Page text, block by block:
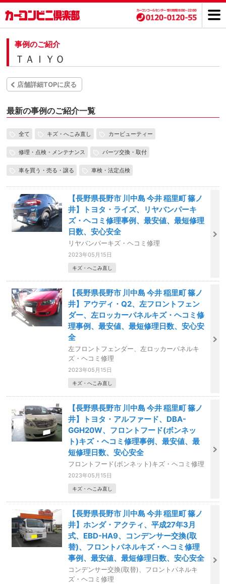
事例のご紹介
ＴＡＩＹＯ
店舗詳細TOPに戻る
最新の事例のご紹介一覧
全て キズ・へこみ直し カービューティー
修理・点検・メンテナンス パーツ交換・取付
車を買う・売る・譲る 車検・法定点検
【長野県長野市 川中島 今井 稲里町 篠ノ
井】トヨタ・ライズ、リヤバンパーキ
ズ・ヘコミ修理事例、最安値、最短修理
日数、安心安全
リヤバンパーキズ・ヘコミ修理
2023年05月15日
キズ・へこみ直し
【長野県長野市 川中島 今井 稲里町 篠ノ
井】アウディ・Q2、左フロントフェン
ダー、左ロッカーパネルキズ・ヘコミ修
理事例、最安値、最短修理日数、安心安
全
左フロントフェンダー、左ロッカーパネルキ
ズ・ヘコミ修理
2023年05月15日
キズ・へこみ直し
【長野県長野市 川中島 今井 稲里町 篠ノ
井】トヨタ・アルファード、DBA-
GGH20W、フロントフード(ボンネッ
ト)キズ・ヘコミ修理事例、最安値、最
短修理日数、安心安全
フロントフード(ボンネット)キズ・ヘコミ修理
2023年05月15日
キズ・へこみ直し
【長野県長野市 川中島 今井 稲里町 篠ノ
井】ホンダ・アクティ、平成27年3月
式、EBD-HA9、コンデンサー交換(取
替)、フロントパネルキズ・ヘコミ修理
事例、最安値、最短修理日数、安心安全
コンデンサー交換(取替)、フロントパネルキ
ズ・ヘコミ修理